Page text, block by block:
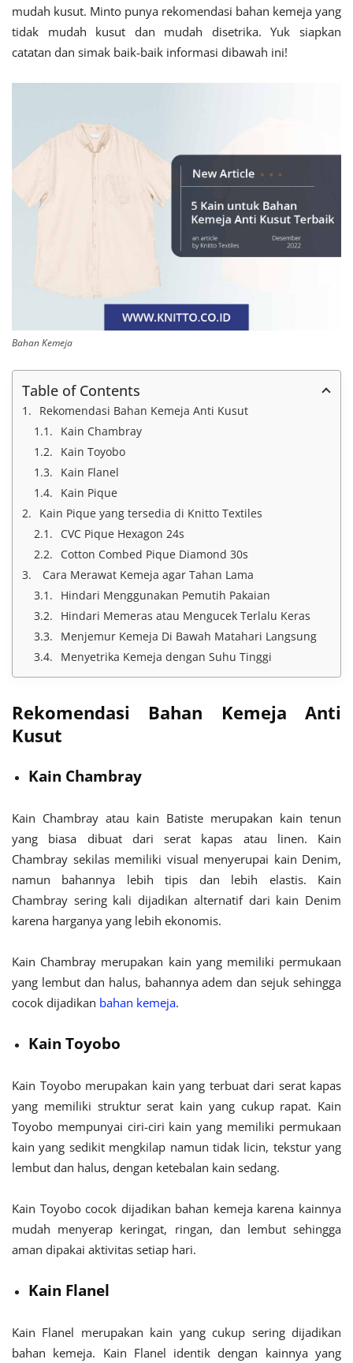
mudah kusut. Minto punya rekomendasi bahan kemeja yang
tidak mudah kusut dan mudah disetrika. Yuk siapkan
catatan dan simak baik-baik informasi dibawah ini!
Bahan Kemeja
Table of Contents
Rekomendasi Bahan Kemeja Anti Kusut
Kain Chambray
Kain Toyobo
Kain Flanel
Kain Pique
Kain Pique yang tersedia di Knitto Textiles
CVC Pique Hexagon 24s
Cotton Combed Pique Diamond 30s
Cara Merawat Kemeja agar Tahan Lama
Hindari Menggunakan Pemutih Pakaian
Hindari Memeras atau Mengucek Terlalu Keras
Menjemur Kemeja Di Bawah Matahari Langsung
Menyetrika Kemeja dengan Suhu Tinggi
Rekomendasi Bahan Kemeja Anti
Kusut
Kain Chambray
Kain Chambray atau kain Batiste merupakan kain tenun
yang biasa dibuat dari serat kapas atau linen. Kain
Chambray sekilas memiliki visual menyerupai kain Denim,
namun bahannya lebih tipis dan lebih elastis. Kain
Chambray sering kali dijadikan alternatif dari kain Denim
karena harganya yang lebih ekonomis.
Kain Chambray merupakan kain yang memiliki permukaan
yang lembut dan halus, bahannya adem dan sejuk sehingga
cocok dijadikan bahan kemeja.
Kain Toyobo
Kain Toyobo merupakan kain yang terbuat dari serat kapas
yang memiliki struktur serat kain yang cukup rapat. Kain
Toyobo mempunyai ciri-ciri kain yang memiliki permukaan
kain yang sedikit mengkilap namun tidak licin, tekstur yang
lembut dan halus, dengan ketebalan kain sedang.
Kain Toyobo cocok dijadikan bahan kemeja karena kainnya
mudah menyerap keringat, ringan, dan lembut sehingga
aman dipakai aktivitas setiap hari.
Kain Flanel
Kain Flanel merupakan kain yang cukup sering dijadikan
bahan kemeja. Kain Flanel identik dengan kainnya yang